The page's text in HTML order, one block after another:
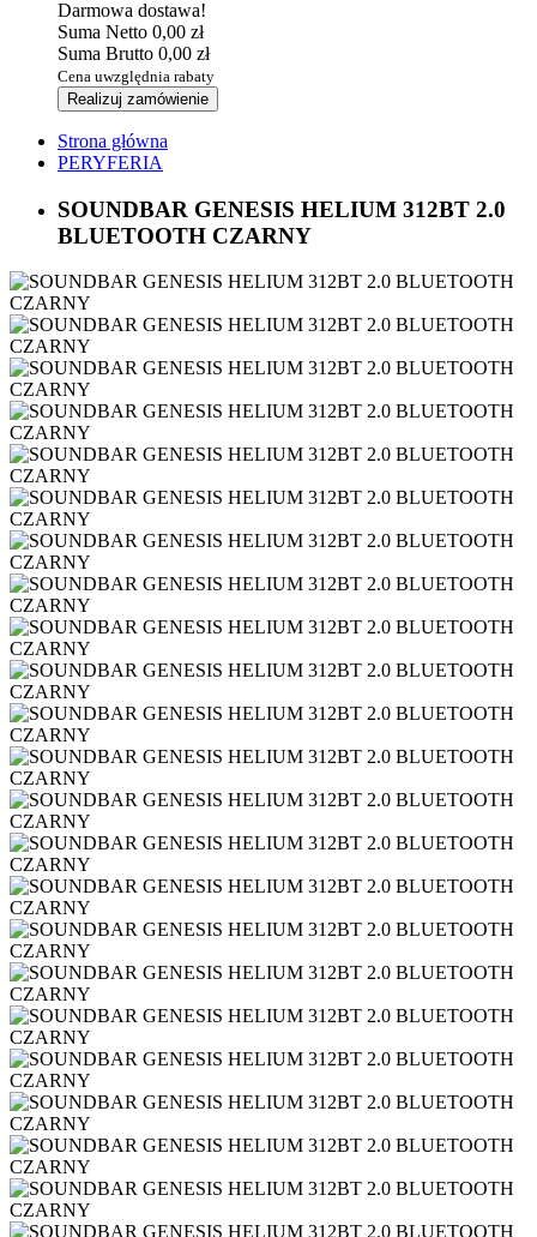
Darmowa dostawa!
Suma Netto 0,00 zł
Suma Brutto 0,00 zł
Cena uwzględnia rabaty
Realizuj zamówienie
Strona główna
PERYFERIA
SOUNDBAR GENESIS HELIUM 312BT 2.0
BLUETOOTH CZARNY